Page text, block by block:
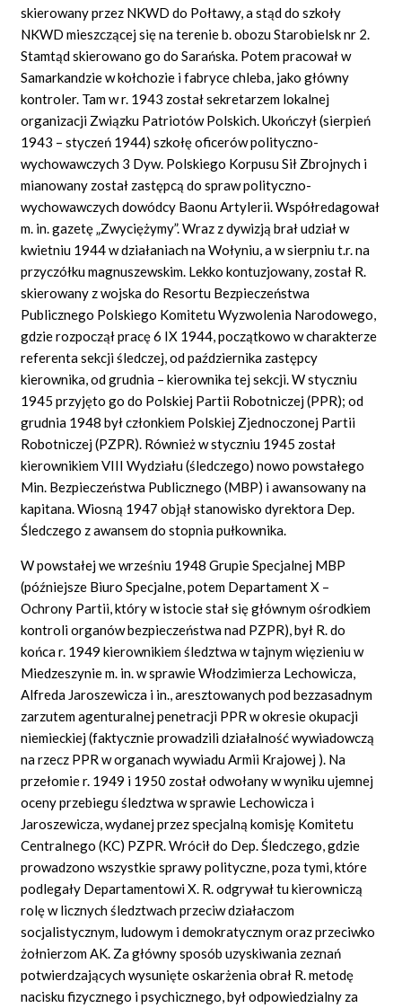
skierowany przez NKWD do Połtawy, a stąd do szkoły
NKWD mieszczącej się na terenie b. obozu Starobielsk nr 2.
Stamtąd skierowano go do Sarańska. Potem pracował w
Samarkandzie w kołchozie i fabryce chleba, jako główny
kontroler. Tam w r. 1943 został sekretarzem lokalnej
organizacji Związku Patriotów Polskich. Ukończył (sierpień
1943 – styczeń 1944) szkołę oficerów polityczno-
wychowawczych 3 Dyw. Polskiego Korpusu Sił Zbrojnych i
mianowany został zastępcą do spraw polityczno-
wychowawczych dowódcy Baonu Artylerii. Współredagował
m. in. gazetę „Zwyciężymy”. Wraz z dywizją brał udział w
kwietniu 1944 w działaniach na Wołyniu, a w sierpniu t.r. na
przyczółku magnuszewskim. Lekko kontuzjowany, został R.
skierowany z wojska do Resortu Bezpieczeństwa
Publicznego Polskiego Komitetu Wyzwolenia Narodowego,
gdzie rozpoczął pracę 6 IX 1944, początkowo w charakterze
referenta sekcji śledczej, od października zastępcy
kierownika, od grudnia – kierownika tej sekcji. W styczniu
1945 przyjęto go do Polskiej Partii Robotniczej (PPR); od
grudnia 1948 był członkiem Polskiej Zjednoczonej Partii
Robotniczej (PZPR). Również w styczniu 1945 został
kierownikiem VIII Wydziału (śledczego) nowo powstałego
Min. Bezpieczeństwa Publicznego (MBP) i awansowany na
kapitana. Wiosną 1947 objął stanowisko dyrektora Dep.
Śledczego z awansem do stopnia pułkownika.
W powstałej we wrześniu 1948 Grupie Specjalnej MBP
(późniejsze Biuro Specjalne, potem Departament X –
Ochrony Partii, który w istocie stał się głównym ośrodkiem
kontroli organów bezpieczeństwa nad PZPR), był R. do
końca r. 1949 kierownikiem śledztwa w tajnym więzieniu w
Miedzeszynie m. in. w sprawie Włodzimierza Lechowicza,
Alfreda Jaroszewicza i in., aresztowanych pod bezzasadnym
zarzutem agenturalnej penetracji PPR w okresie okupacji
niemieckiej (faktycznie prowadzili działalność wywiadowczą
na rzecz PPR w organach wywiadu Armii Krajowej ). Na
przełomie r. 1949 i 1950 został odwołany w wyniku ujemnej
oceny przebiegu śledztwa w sprawie Lechowicza i
Jaroszewicza, wydanej przez specjalną komisję Komitetu
Centralnego (KC) PZPR. Wrócił do Dep. Śledczego, gdzie
prowadzono wszystkie sprawy polityczne, poza tymi, które
podlegały Departamentowi X. R. odgrywał tu kierowniczą
rolę w licznych śledztwach przeciw działaczom
socjalistycznym, ludowym i demokratycznym oraz przeciwko
żołnierzom AK. Za główny sposób uzyskiwania zeznań
potwierdzających wysunięte oskarżenia obrał R. metodę
nacisku fizycznego i psychicznego, był odpowiedzialny za